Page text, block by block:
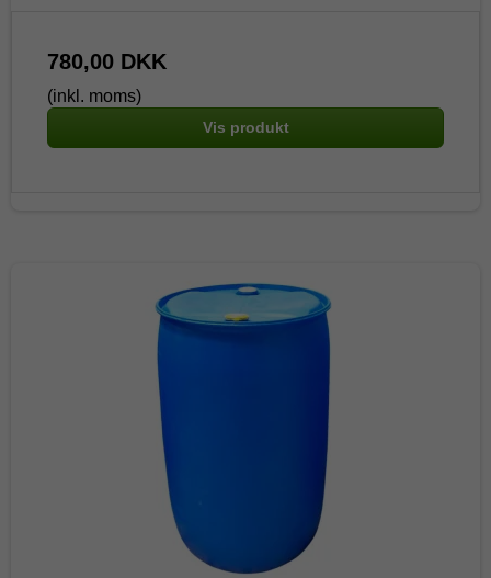
780,00 DKK
(inkl. moms)
Vis produkt